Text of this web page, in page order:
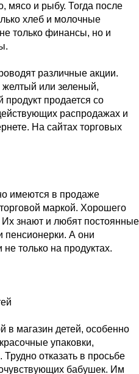
мясо и рыбу. Тогда после
хлеб и молочные
только финансы, но и
различные акции.
или зеленый,
продукт продается со
распродажах и
На сайтах торговых
имеются в продаже
маркой. Хорошего
знают и любят постоянные
пенсионерки. А они
только на продуктах.
в магазин детей, особенно
упаковки,
отказать в просьбе
бабушек. Им